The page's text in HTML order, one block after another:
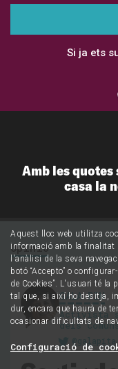
Si ja ets
Amb les
casa la
Opinió
GALA PIN
Activista
dels
Aquest lloc web utilitza
informació amb la finalitat
l'anàlisi de la seva
botó “Accepto” o
de Cookies”. L'usuari té la
tal que, si així ho desitja,
dur, encara que haurà de
ocasionar dificultats de
Configuració de